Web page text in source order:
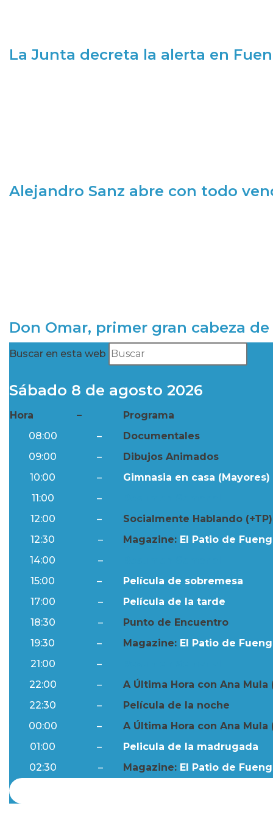
La Junta decreta la alerta en
Alejandro Sanz abre con todo
Don Omar, primer gran cabeza
Buscar en esta web
Sábado 8 de agosto 2026
Hora –
Programa
08:00
–
Documentales
09:00
–
Dibujos Animados
10:00
–
Gimnasia en casa (Mayores)
11:00
–
12:00
–
Socialmente Hablando (+TP)
12:30
– Magazine: El Patio de
14:00
–
15:00
–
Película de sobremesa
17:00
–
Película de la tarde
18:30
–
Punto de Encuentro
19:30
– Magazine: El Patio de
21:00
–
22:00
–
A Última Hora con Ana Mula
22:30
–
Película de la noche
00:00
–
A Última Hora con Ana Mula
01:00
–
Pelicula de la madrugada
02:30
– Magazine: El Patio de